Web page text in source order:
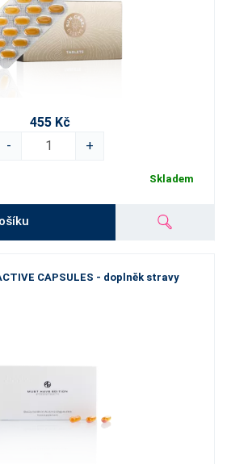
455 Kč
-
+
Skladem
CAPSULES - doplněk stravy